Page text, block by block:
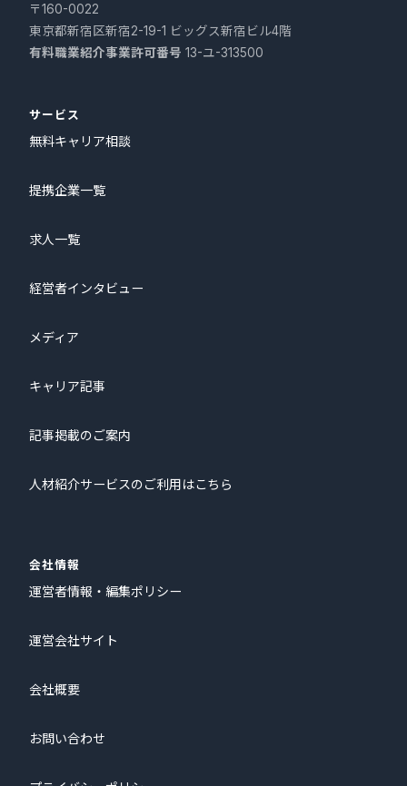
〒160-0022
東京都新宿区新宿2-19-1 ビッグス新宿ビル4階
有料職業紹介事業許可番号 13-ユ-313500
サービス
無料キャリア相談
提携企業一覧
求人一覧
経営者インタビュー
メディア
キャリア記事
記事掲載のご案内
人材紹介サービスのご利用はこちら
会社情報
運営者情報・編集ポリシー
運営会社サイト
会社概要
お問い合わせ